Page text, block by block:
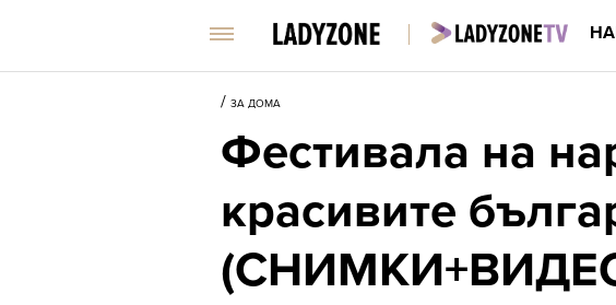
/ ЗА ДОМА
Фестивала на
красивите